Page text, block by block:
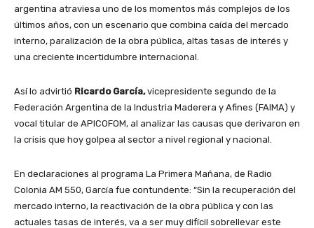
argentina atraviesa uno de los momentos más complejos de los
últimos años, con un escenario que combina caída del mercado
interno, paralización de la obra pública, altas tasas de interés y
una creciente incertidumbre internacional.
Así lo advirtió Ricardo García,vicepresidente segundo de la
Federación Argentina de la Industria Maderera y Afines (FAIMA) y
vocal titular de APICOFOM, al analizar las causas que derivaron en
la crisis que hoy golpea al sector a nivel regional y nacional.
En declaraciones al programa La Primera Mañana, de Radio
Colonia AM 550, García fue contundente: “Sin la recuperación del
mercado interno, la reactivación de la obra pública y con las
actuales tasas de interés, va a ser muy difícil sobrellevar este